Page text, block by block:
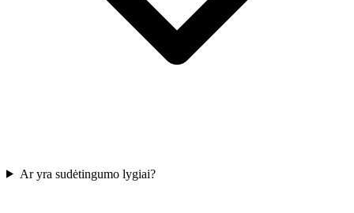
Ar yra sudėtingumo lygiai?